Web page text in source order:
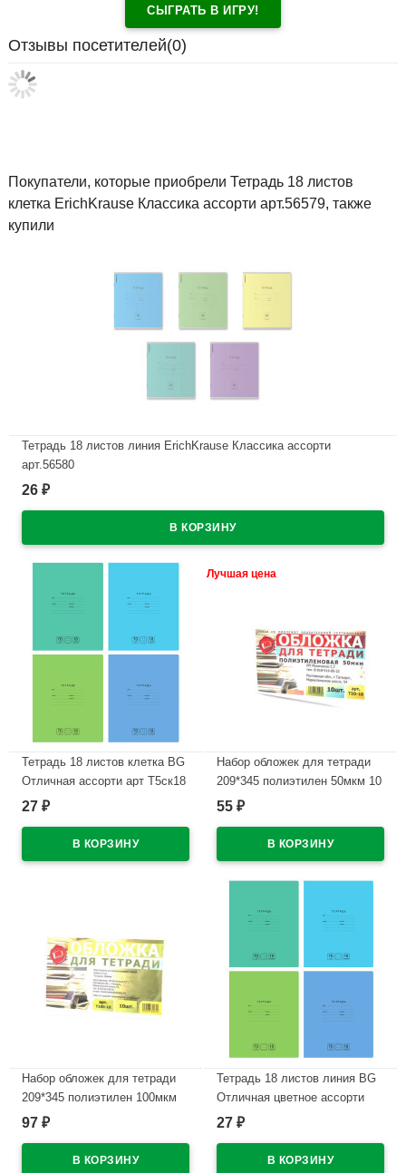
СЫГРАТЬ В ИГРУ!
Отзывы посетителей(0)
Покупатели, которые приобрели Тетрадь 18 листов
клетка ErichKrause Классика ассорти арт.56579, также
купили
Тетрадь 18 листов линия ErichKrause Классика ассорти
арт.56580
В наличии
26 ₽
Тетрадь 18 листов клетка BG
Отличная ассорти арт Т5ск18
11775
27 ₽
Лучшая цена
Набор обложек для тетради
209*345 полиэтилен 50мкм 10
штук в наборе арт Т50-10
55 ₽
Набор обложек для тетради
209*345 полиэтилен 100мкм
10 штук в наборе арт Т100-10
97 ₽
Тетрадь 18 листов линия BG
Отличная цветное ассорти
арт Т5ск18 11780
27 ₽